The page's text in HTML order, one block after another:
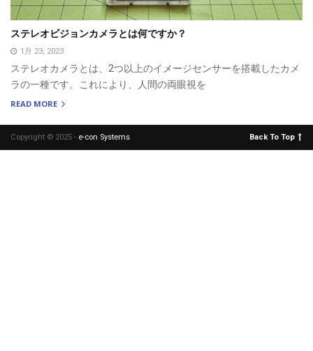
ステレオビジョンカメラとは何ですか？
1月 23, 2023
ステレオカメラとは、2つ以上のイメージセンサーを搭載したカメ
ラの一種です。これにより、人間の両眼視を
READ MORE
Copyright © 2025 - e-con Systems. Back To Top